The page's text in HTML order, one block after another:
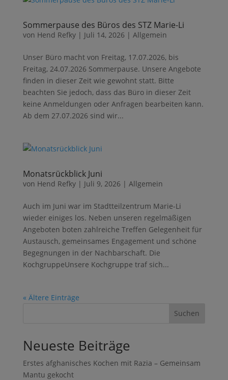
Sommerpause des Büros des STZ Marie-Li
von Hend Refky| Juli 14, 2026 | Allgemein
Unser Büro macht von Freitag, 17.07.2026, bis
Freitag, 24.07.2026 Sommerpause. Unsere Angebote
finden in dieser Zeit wie gewohnt statt. Bitte
beachten Sie jedoch, dass das Büro in dieser Zeit
keine Anmeldungen oder Anfragen bearbeiten kann.
Ab dem 27.07.2026 sind wir...
Monatsrückblick Juni
von Hend Refky| Juli 9, 2026 | Allgemein
Auch im Juni war im Stadtteilzentrum Marie-Li
wieder einiges los. Neben unseren regelmäßigen
Angeboten boten zahlreiche Treffen Gelegenheit für
Austausch, gemeinsames Engagement und schöne
Begegnungen in der Nachbarschaft. Die
KochgruppeUnsere Kochgruppe traf sich...
« Ältere Einträge
Suchen
Neueste Beiträge
Erstes afghanisches Kochen mit Razia – Gemeinsam
Mantu gekocht